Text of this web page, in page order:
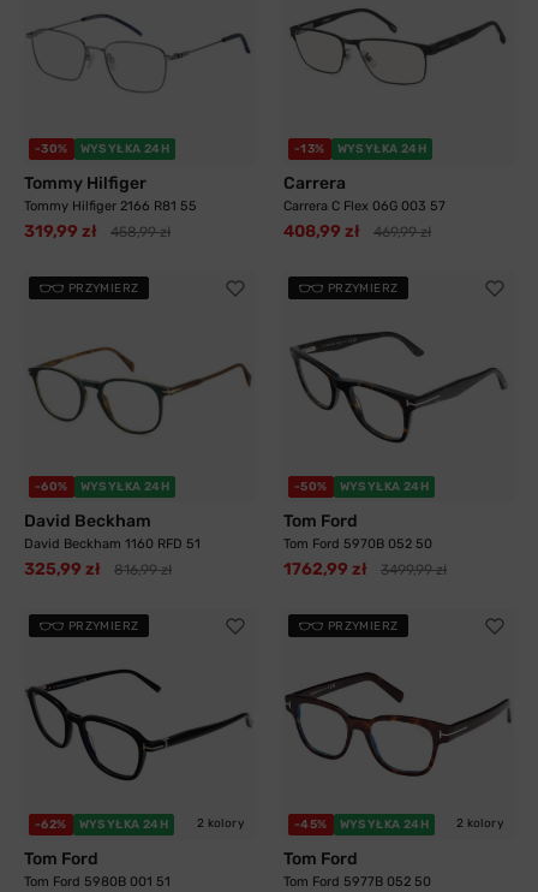
-30% WYSYŁKA 24H
Tommy Hilfiger
Tommy Hilfiger 2166 R81 55
319,99 zł 458,99 zł
-13% WYSYŁKA 24H
Carrera
Carrera C Flex 06G 003 57
408,99 zł 469,99 zł
PRZYMIERZ
-60% WYSYŁKA 24H
David Beckham
David Beckham 1160 RFD 51
325,99 zł 816,99 zł
PRZYMIERZ
-50% WYSYŁKA 24H
Tom Ford
Tom Ford 5970B 052 50
1762,99 zł 3499,99 zł
PRZYMIERZ
-62% WYSYŁKA 24H 2 kolory
Tom Ford
Tom Ford 5980B 001 51
PRZYMIERZ
-45% WYSYŁKA 24H 2 kolory
Tom Ford
Tom Ford 5977B 052 50